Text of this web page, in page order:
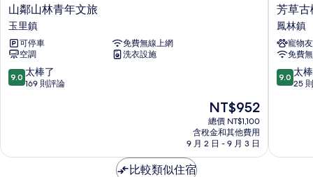
山
鄰
山
林
青
年
文
山鄰山林青年文旅
玉里鎮
可停車
免費無線上網
空調
洗衣設施
9.0
分，
棒
9.0 太棒了
169 則評論
現
在
價
格
為
NT$952
總價 NT$1,100
含稅金和其他費用
9 月 2 日 - 9 月 3 日
芳
草
古
樹
花
園
民
芳草古
鳳林鎮
寵物
免費
9.0
分，
棒
9.0 太
25
比較類似住宿